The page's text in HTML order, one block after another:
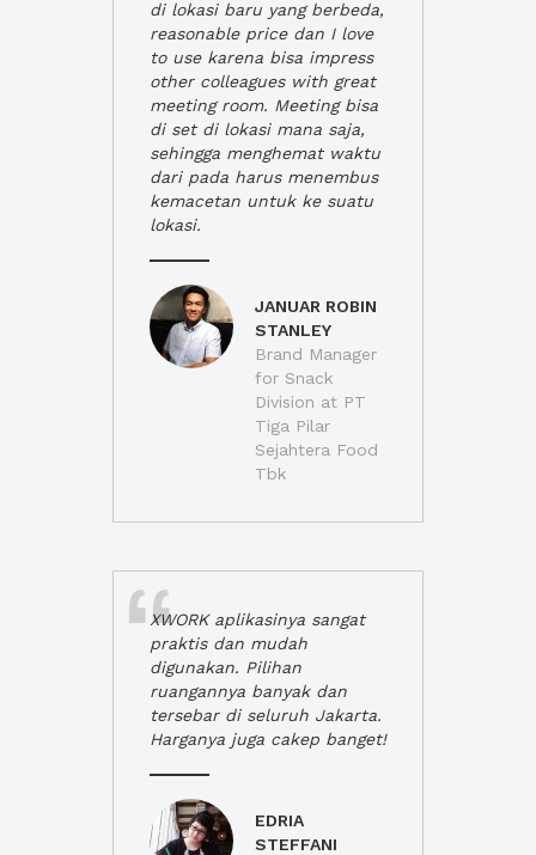
di lokasi baru yang berbeda,
reasonable price dan I love
to use karena bisa impress
other colleagues with great
meeting room. Meeting bisa
di set di lokasi mana saja,
sehingga menghemat waktu
dari pada harus menembus
kemacetan untuk ke suatu
lokasi.
JANUAR ROBIN
STANLEY
Brand Manager
for Snack
Division at PT
Tiga Pilar
Sejahtera Food
Tbk
XWORK aplikasinya sangat
praktis dan mudah
digunakan. Pilihan
ruangannya banyak dan
tersebar di seluruh Jakarta.
Harganya juga cakep banget!
EDRIA
STEFFANI